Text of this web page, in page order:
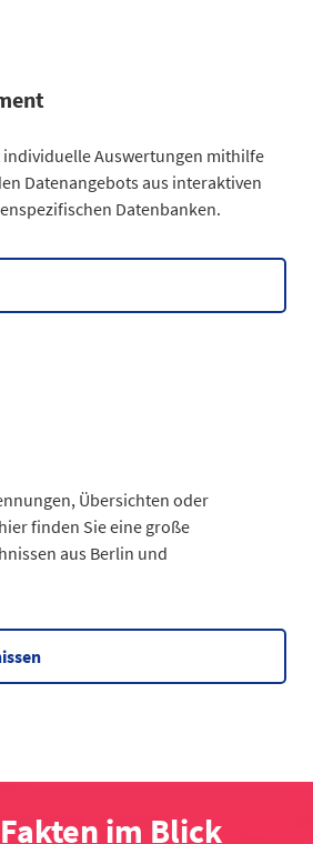
individuelle Auswertungen mithilfe
Datenangebots aus interaktiven
Datenbanken.
Berlin
Übersichten oder
finden Sie eine große
aus Berlin und
im Blick